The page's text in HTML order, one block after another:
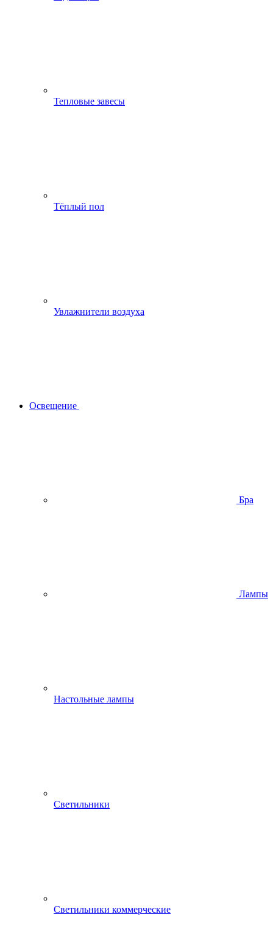
Тепловые завесы
Тёплый пол
Увлажнители воздуха
Освещение
Бра
Лампы
Настольные лампы
Светильники
Светильники коммерческие